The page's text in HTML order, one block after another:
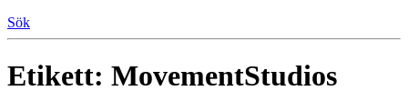
Sök
Etikett: MovementStudios